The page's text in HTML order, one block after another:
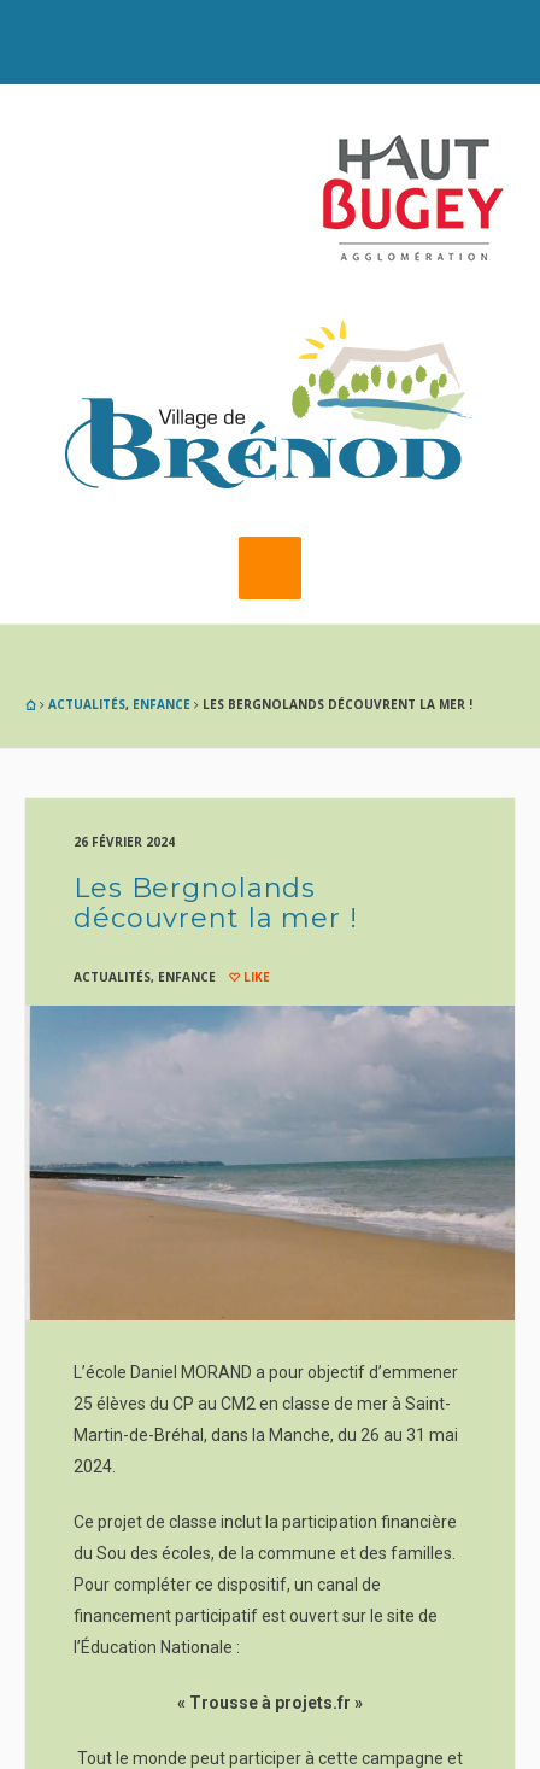
ACTUALITÉS, ENFANCE LES BERGNOLANDS DÉCOUVRENT LA MER !
26 FÉVRIER 2024
Les Bergnolands
découvrent la mer !
ACTUALITÉS, ENFANCE LIKE
L’école Daniel MORAND a pour objectif d’emmener
25 élèves du CP au CM2 en classe de mer à Saint-
Martin-de-Bréhal, dans la Manche, du 26 au 31 mai
2024.
Ce projet de classe inclut la participation financière
du Sou des écoles, de la commune et des familles.
Pour compléter ce dispositif, un canal de
financement participatif est ouvert sur le site de
l’Éducation Nationale :
« Trousse à projets.fr »
Tout le monde peut participer à cette campagne et